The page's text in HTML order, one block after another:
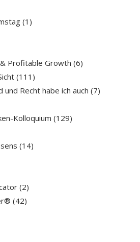
(1)
Profitable Growth (6)
(111)
und Recht habe ich auch (7)
Kolloquium (129)
(14)
(2)
(42)